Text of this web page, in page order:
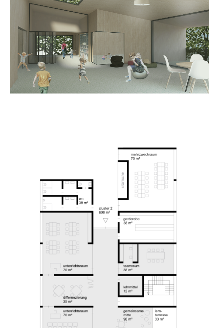
have any questions?
+44 1234 567 890
drop us a line
info@yourdomain.com
about us
sociis natoque penatibus et magnis dis parturient
montes, nascetur ridiculus mus. donec quam felis,
ultricies nec.